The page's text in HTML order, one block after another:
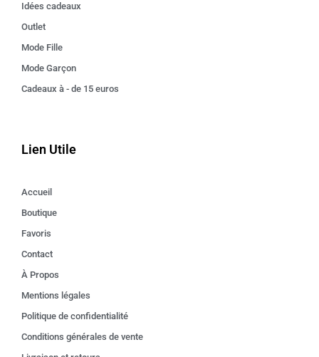
Idées cadeaux
Outlet
Mode Fille
Mode Garçon
Cadeaux à - de 15 euros
Lien Utile
Accueil
Boutique
Favoris
Contact
À Propos
Mentions légales
Politique de confidentialité
Conditions générales de vente